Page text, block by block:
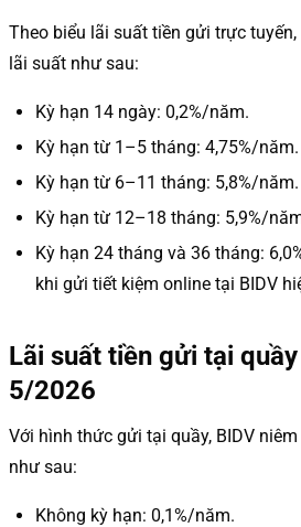
Theo biểu lãi suất tiền gửi trực
lãi suất như sau:
Kỳ hạn 14 ngày: 0,2%/năm.
Kỳ hạn từ 1–5 tháng: 4,75%/năm.
Kỳ hạn từ 6–11 tháng: 5,8%/năm.
Kỳ hạn từ 12–18 tháng: 5,9%/
Kỳ hạn 24 tháng và 36 tháng:
khi gửi tiết kiệm online tại BIDV
Lãi suất tiền gửi tại
5/2026
Với hình thức gửi tại quầy, BIDV
như sau:
Không kỳ hạn: 0,1%/năm.